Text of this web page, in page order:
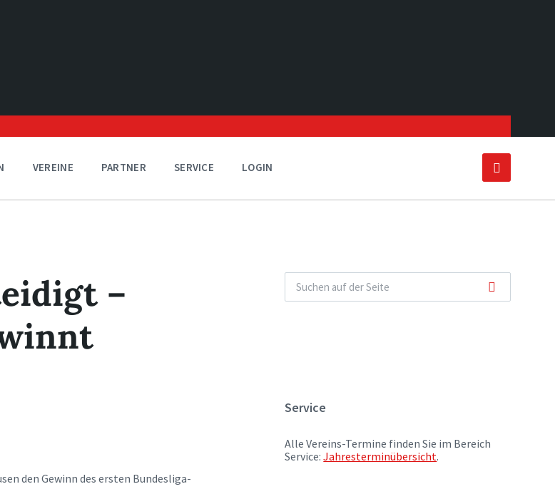
VEREINE PARTNER SERVICE LOGIN
–
den Gewinn des ersten Bundesliga-
Service
Alle Vereins-Termine finden Sie im Bereich
Service:Jahresterminübersicht.